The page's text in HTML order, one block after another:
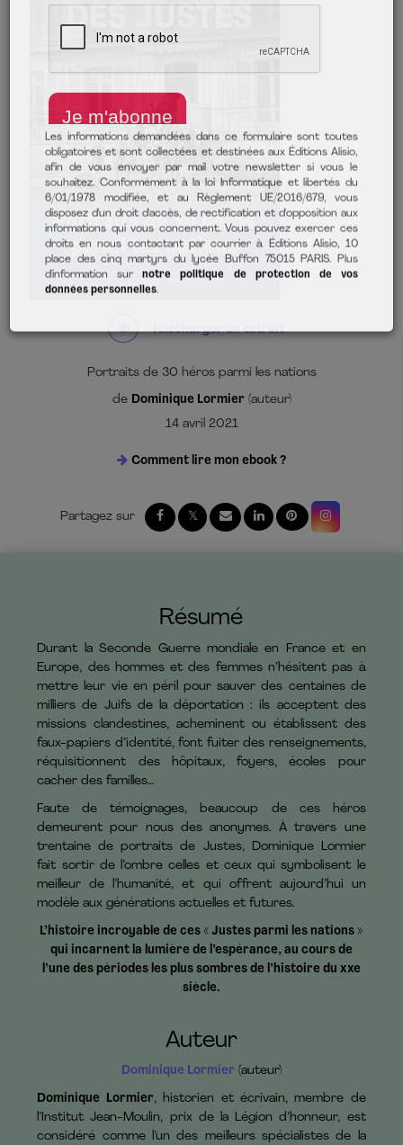
Télécharger un extrait
Portraits de 30 héros parmi les nations
de Dominique Lormier (auteur)
14 avril 2021
Comment lire mon ebook ?
Résumé
Durant la Seconde Guerre mondiale en France et en
Europe, des hommes et des femmes n’hésitent pas à
mettre leur vie en péril pour sauver des centaines de
milliers de Juifs de la déportation : ils acceptent des
missions clandestines, acheminent ou établissent des
faux-papiers d’identité, font fuiter des renseignements,
réquisitionnent des hôpitaux, foyers, écoles pour
cacher des familles…
Faute de témoignages, beaucoup de ces héros
demeurent pour nous des anonymes. À travers une
trentaine de portraits de Justes, Dominique Lormier
fait sortir de l’ombre celles et ceux qui symbolisent le
meilleur de l’humanité, et qui offrent aujourd’hui un
modèle aux générations actuelles et futures.
L’histoire incroyable de ces « Justes parmi les nations »
qui incarnent la lumière de l’espérance, au cours de
l’une des périodes les plus sombres de l’histoire du xxe
siècle.
Auteur
Dominique Lormier (auteur)
Dominique Lormier, historien et écrivain, membre de
l’Institut Jean-Moulin, prix de la Légion d’honneur, est
considéré comme l’un des meilleurs spécialistes de la
Les informations demandées dans ce formulaire sont toutes
obligatoires et sont collectées et destinées aux Éditions Alisio,
afin de vous envoyer par mail votre newsletter si vous le
souhaitez. Conformément à la loi Informatique et libertés du
6/01/1978 modifiée, et au Règlement UE/2016/679, vous
droits en nous contactant par courrier à Éditions Alisio, 10
d'information sur
notre politique de protection de vos